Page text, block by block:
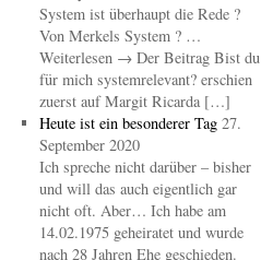
System ist überhaupt die Rede ?
Von Merkels System ? …
Weiterlesen → Der Beitrag Bist du
für mich systemrelevant? erschien
zuerst auf Margit Ricarda […]
Heute ist ein besonderer Tag 27.
September 2020
Ich spreche nicht darüber – bisher
und will das auch eigentlich gar
nicht oft. Aber… Ich habe am
14.02.1975 geheiratet und wurde
nach 28 Jahren Ehe geschieden.